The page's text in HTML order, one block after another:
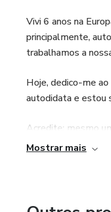
Vivi 6 anos na
principalmente,
trabalhamos a
Hoje, dedico-me
autodidata e estou
Acredite: mesmo
Se você quiser
Mostrar mais